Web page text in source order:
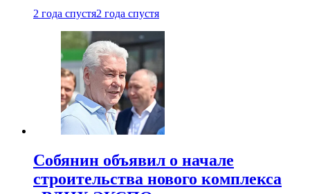
2 года спустя2 года спустя
Собянин объявил о начале
строительства нового комплекса